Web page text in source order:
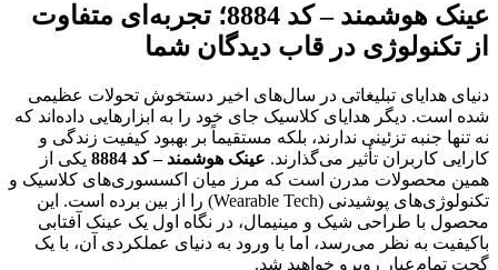
عینک هوشمند – کد 8884؛ تجربه‌ای متفاوت
از تکنولوژی در قاب دیدگان شما
دنیای هدایای تبلیغاتی در سال‌های اخیر دستخوش تحولات عظیمی
شده است. دیگر هدایای کلاسیک جای خود را به ابزارهایی داده‌اند که
نه تنها جنبه تزئینی ندارند، بلکه مستقیماً بر بهبود کیفیت زندگی و
کارایی کاربران تأثیر می‌گذارند. عینک هوشمند – کد 8884
یکی از
همین محصولات مدرن است که مرز میان اکسسوری‌های کلاسیک و
تکنولوژی‌های پوشیدنی (Wearable Tech) را از بین برده است. این
محصول با طراحی شیک و مینیمال، در نگاه اول یک عینک آفتابی
باکیفیت به نظر می‌رسد، اما با ورود به دنیای عملکردی آن، با یک
گجت تمام‌عیار روبرو خواهید شد.